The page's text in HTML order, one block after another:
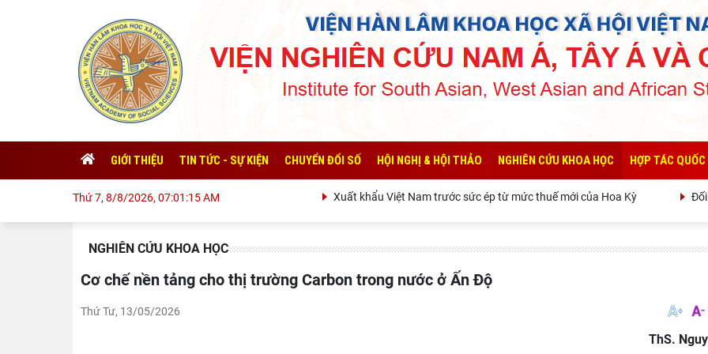
GIỚI THIỆU TIN TỨC - SỰ KIỆN CHUYỂN ĐỔI SỐ HỘI NGHỊ & HỘI THẢO NGHIÊN CỨU KHOA HỌC HỢP TÁC QUỐC
Thứ 7, 8/8/2026, 07:01:16 AM Xuất khẩu Việt Nam trước sức ép từ mức thuế mới của Hoa Kỳ Đối thoại
NGHIÊN CỨU KHOA HỌC
Cơ chế nền tảng cho thị trường Carbon trong nước ở Ấn Độ
Thứ Tư, 13/05/2026
ThS.